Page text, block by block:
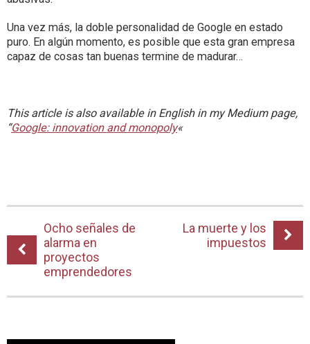
Una vez más, la doble personalidad de Google en estado
puro. En algún momento, es posible que esta gran empresa
capaz de cosas tan buenas termine de madurar…
This article is also available in English in my Medium page,
“Google: innovation and monopoly«
Ocho señales de
alarma en
proyectos
emprendedores
La muerte y los
impuestos